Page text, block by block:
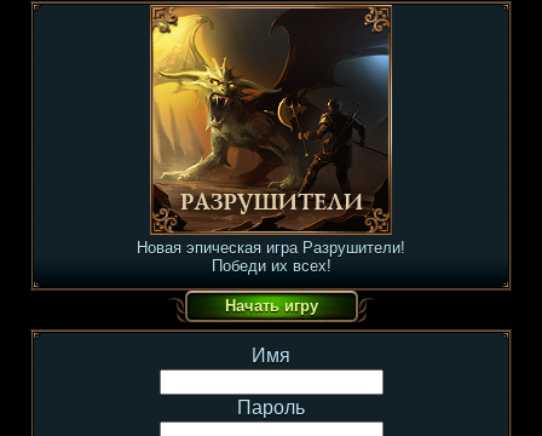
Новая эпическая игра Разрушители!
Победи их всех!
Имя
Пароль